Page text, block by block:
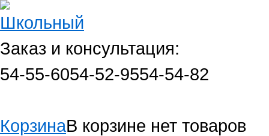
Заказ и консультация:
54-55-6054-52-9554-54-82
КорзинаВ корзине нет товаров